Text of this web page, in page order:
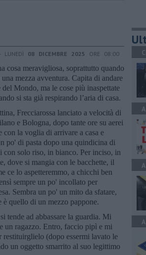
LUNEDÌ 08 DICEMBRE 2025 ORE 08:00
cosa meravigliosa, soprattutto quando
mezza avventura. Capita di andare
del Mondo, ma le cose più inaspettate
si sta già respirando l’aria di casa.
Frecciarossa lanciato a velocità di
e Bologna, dopo tante ore su aerei
con la voglia di arrivare a casa e
po' di pasta dopo una quindicina di
con solo riso, in bianco. Per inciso, in
dove si mangia con le bacchette, il
ce lo aspetteremmo, a chicchi ben
sempre un po' incollato per
Sembra un po' un mito da sfatare,
è quello di un mezzo pappone.
tende ad abbassare la guardia. Mi
un ragazzo. Entro, faccio pipì e mi
(dopo essermi lavato le
un oggetto smarrito al suo legittimo